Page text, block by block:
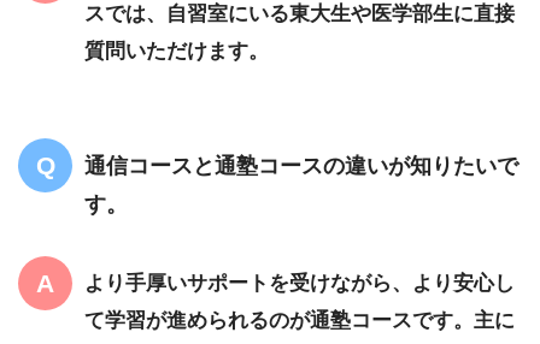
スでは、自習室にいる東大生や医学部生に直接
質問いただけます。
通信コースと通塾コースの違いが知りたいで
す。
より手厚いサポートを受けながら、より安心し
て学習が進められるのが通塾コースです。主に